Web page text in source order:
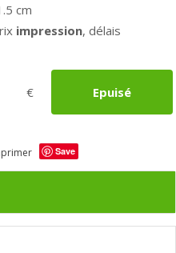
cm
impression, délais
€ Epuisé
Save